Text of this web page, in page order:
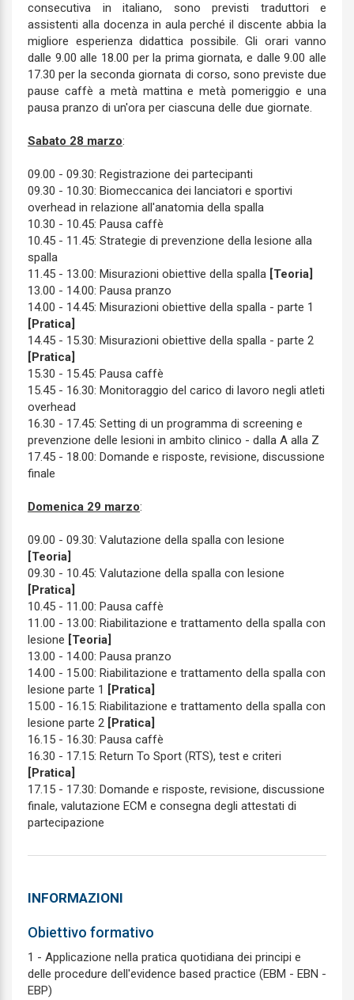
consecutiva in italiano, sono previsti traduttori e
assistenti alla docenza in aula perché il discente abbia la
migliore esperienza didattica possibile. Gli orari vanno
dalle 9.00 alle 18.00 per la prima giornata, e dalle 9.00 alle
17.30 per la seconda giornata di corso, sono previste due
pause caffè a metà mattina e metà pomeriggio e una
pausa pranzo di un'ora per ciascuna delle due giornate.
Sabato 28 marzo:
09.00 - 09.30: Registrazione dei partecipanti
09.30 - 10.30: Biomeccanica dei lanciatori e sportivi
overhead in relazione all'anatomia della spalla
10.30 - 10.45: Pausa caffè
10.45 - 11.45: Strategie di prevenzione della lesione alla
spalla
11.45 - 13.00: Misurazioni obiettive della spalla [Teoria]
13.00 - 14.00: Pausa pranzo
14.00 - 14.45: Misurazioni obiettive della spalla - parte 1
[Pratica]
14.45 - 15.30: Misurazioni obiettive della spalla - parte 2
[Pratica]
15.30 - 15.45: Pausa caffè
15.45 - 16.30: Monitoraggio del carico di lavoro negli atleti
overhead
16.30 - 17.45: Setting di un programma di screening e
prevenzione delle lesioni in ambito clinico - dalla A alla Z
17.45 - 18.00: Domande e risposte, revisione, discussione
finale
Domenica 29 marzo:
09.00 - 09.30: Valutazione della spalla con lesione
[Teoria]
09.30 - 10.45: Valutazione della spalla con lesione
[Pratica]
10.45 - 11.00: Pausa caffè
11.00 - 13.00: Riabilitazione e trattamento della spalla con
lesione [Teoria]
13.00 - 14.00: Pausa pranzo
14.00 - 15.00: Riabilitazione e trattamento della spalla con
lesione parte 1 [Pratica]
15.00 - 16.15: Riabilitazione e trattamento della spalla con
lesione parte 2 [Pratica]
16.15 - 16.30: Pausa caffè
16.30 - 17.15: Return To Sport (RTS), test e criteri
[Pratica]
17.15 - 17.30: Domande e risposte, revisione, discussione
finale, valutazione ECM e consegna degli attestati di
partecipazione
INFORMAZIONI
Obiettivo formativo
1 - Applicazione nella pratica quotidiana dei principi e
delle procedure dell'evidence based practice (EBM - EBN -
EBP)